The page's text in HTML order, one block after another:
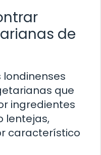
de
londinenses
que
ingredientes
lentejas,
característico